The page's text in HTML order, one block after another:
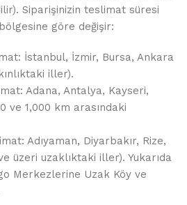
Siparişinizin teslimat süresi
göre değişir:
İstanbul, İzmir, Bursa, Ankara
iller).
Adana, Antalya, Kayseri,
ve 1,000 km arasındaki
Adıyaman, Diyarbakır, Rize,
üzeri uzaklıktaki iller). Yukarıda
Merkezlerine Uzak Köy ve